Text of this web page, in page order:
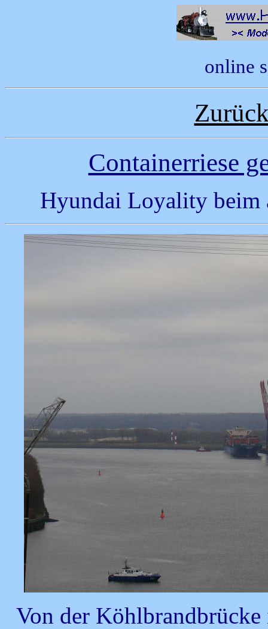
online
Containerriese
Hyundai Loyality beim
Von der